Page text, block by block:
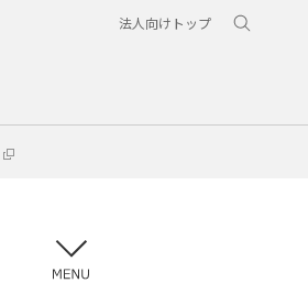
法人向けトップ